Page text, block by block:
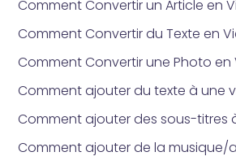
Comment Convertir un Article en
Comment Convertir du Texte en
Comment Convertir une Photo en
Comment ajouter du texte à une
Comment ajouter des sous-titres
Comment ajouter de la musique/